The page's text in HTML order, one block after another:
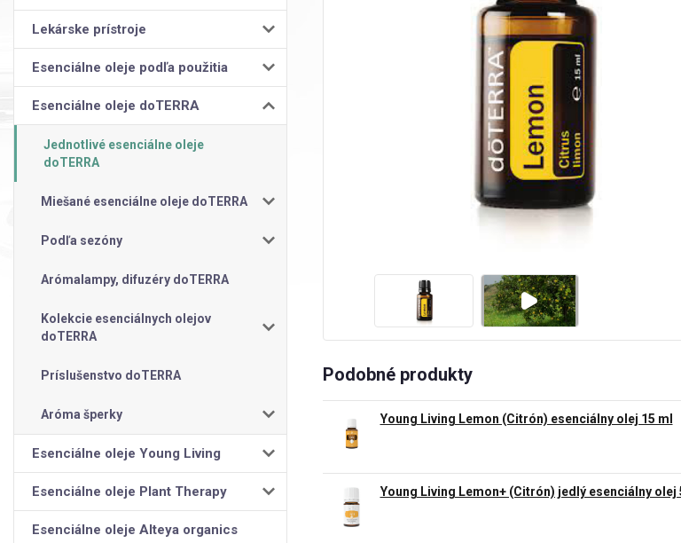
Lekárske prístroje
Esenciálne oleje podľa použitia
Esenciálne oleje doTERRA
Jednotlivé esenciálne oleje
doTERRA
Miešané esenciálne oleje doTERRA
Podľa sezóny
Arómalampy, difuzéry doTERRA
Kolekcie esenciálnych olejov
doTERRA
Príslušenstvo doTERRA
Aróma šperky
Esenciálne oleje Young Living
Esenciálne oleje Plant Therapy
Esenciálne oleje Alteya organics
Podobné produkty
Young Living Lemon (Citrón) esenciálny olej 15 ml
Young Living Lemon+ (Citrón) jedlý esenciálny olej